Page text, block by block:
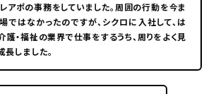
アポの事務をしていました。周囲の行動を今ま
ではなかったのですが、シクロに入社して、は
護・福祉の業界で仕事をするうち、周りをよく見
長しました。